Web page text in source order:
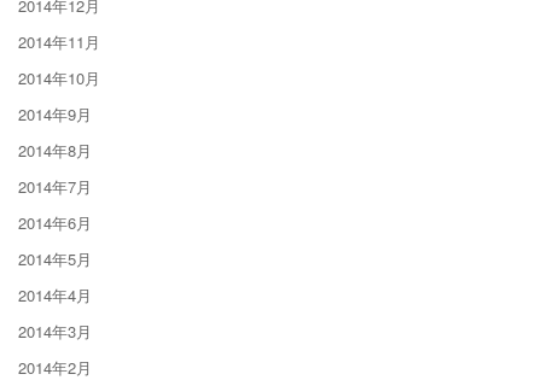
2014年12月
2014年11月
2014年10月
2014年9月
2014年8月
2014年7月
2014年6月
2014年5月
2014年4月
2014年3月
2014年2月